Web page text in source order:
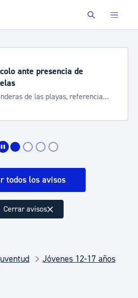
Buscar
ante presencia de
de las playas, referencia
todos los avisos
Cerrar avisos
Jóvenes 12-17 años